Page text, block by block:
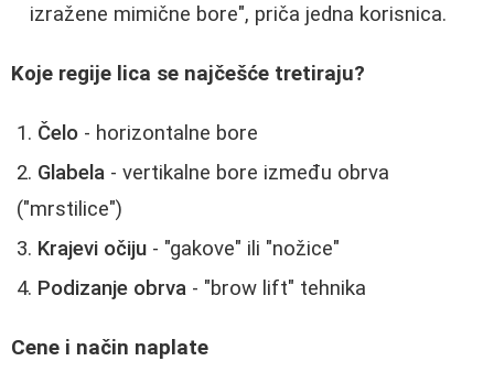
izražene mimične bore", priča jedna korisnica.
Koje regije lica se najčešće tretiraju?
Čelo - horizontalne bore
Glabela - vertikalne bore između obrva
("mrstilice")
Krajevi očiju - "gakove" ili "nožice"
Podizanje obrva - "brow lift" tehnika
Cene i način naplate